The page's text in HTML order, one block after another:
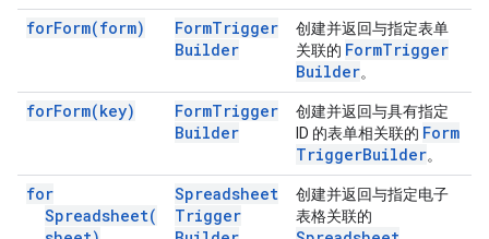
forForm(form) FormTrigger
Builder
创建并返回与指定表单
关联的 FormTrigger
Builder。
forForm(key) FormTrigger
Builder
创建并返回与具有指定
ID 的表单相关联的 Form
TriggerBuilder。
for
Spreadsheet(
Spreadsheet
Trigger
创建并返回与指定电子
表格关联的